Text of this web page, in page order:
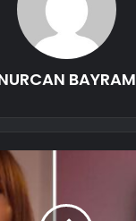
BAYRAM